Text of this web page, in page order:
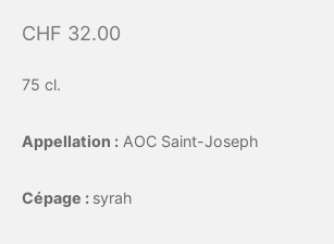
CHF 32.00
75 cl.
Appellation : AOC Saint-Joseph
Cépage : syrah